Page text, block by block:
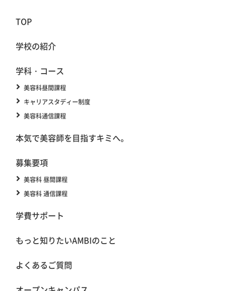
TOP
学校の紹介
学科・コース
美容科昼間課程
キャリアスタディー制度
美容科通信課程
本気で美容師を目指すキミへ。
募集要項
美容科 昼間課程
美容科 通信課程
学費サポート
もっと知りたいAMBIのこと
よくあるご質問